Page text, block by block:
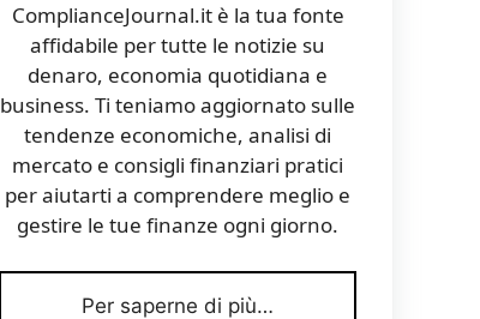
ComplianceJournal.it è la tua fonte
affidabile per tutte le notizie su
denaro, economia quotidiana e
business. Ti teniamo aggiornato sulle
tendenze economiche, analisi di
mercato e consigli finanziari pratici
per aiutarti a comprendere meglio e
gestire le tue finanze ogni giorno.
Per saperne di più…